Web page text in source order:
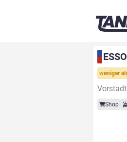
weniger
Shop